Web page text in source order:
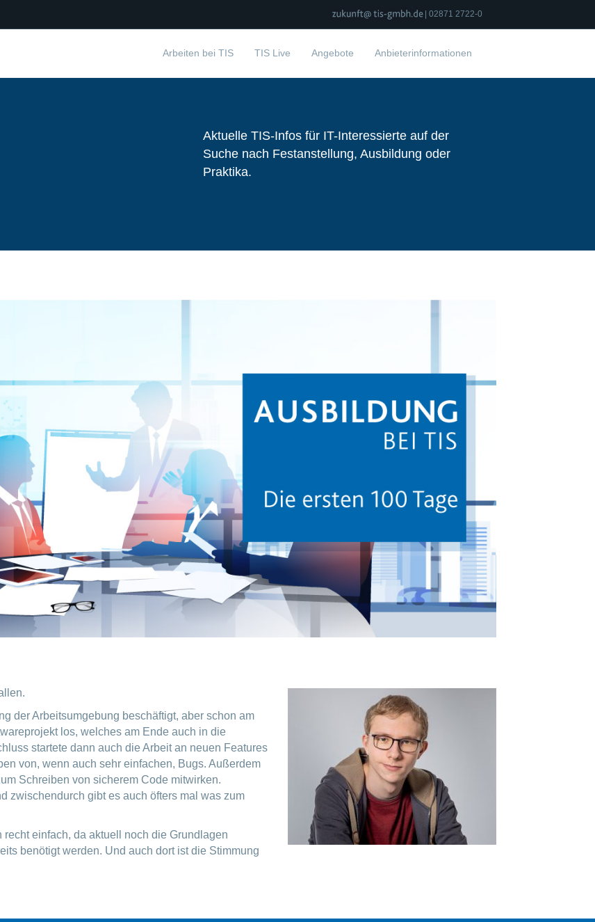
| 02871 2722-0
Arbeiten bei TIS TIS Live Angebote Anbieterinformationen
Aktuelle TIS-Infos für IT-Interessierte auf der
Suche nach Festanstellung, Ausbildung oder
Praktika.
der Arbeitsumgebung beschäftigt, aber schon am
los, welches am Ende auch in die
startete dann auch die Arbeit an neuen Features
von, wenn auch sehr einfachen, Bugs. Außerdem
Schreiben von sicherem Code mitwirken.
zwischendurch gibt es auch öfters mal was zum
einfach, da aktuell noch die Grundlagen
benötigt werden. Und auch dort ist die Stimmung